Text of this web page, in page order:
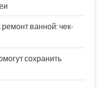
ремонт ванной: чек-
сохранить